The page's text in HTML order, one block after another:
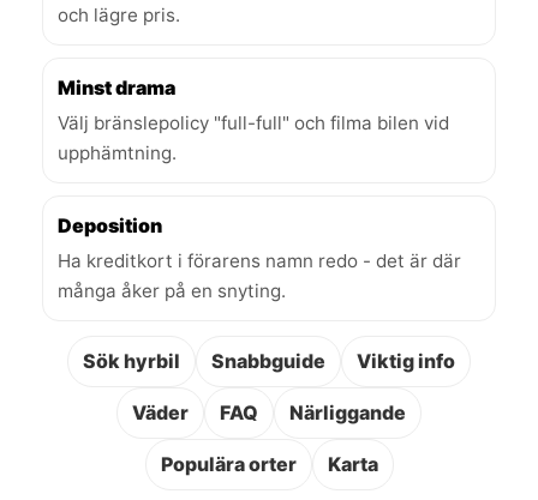
och lägre pris.
Minst drama
Välj bränslepolicy "full-full" och filma bilen vid
upphämtning.
Deposition
Ha kreditkort i förarens namn redo - det är där
många åker på en snyting.
Sök hyrbil Snabbguide Viktig info
Väder FAQ Närliggande
Populära orter Karta